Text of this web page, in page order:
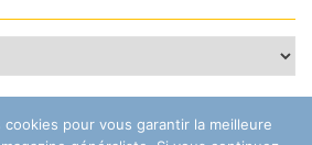
pour vous garantir la meilleure